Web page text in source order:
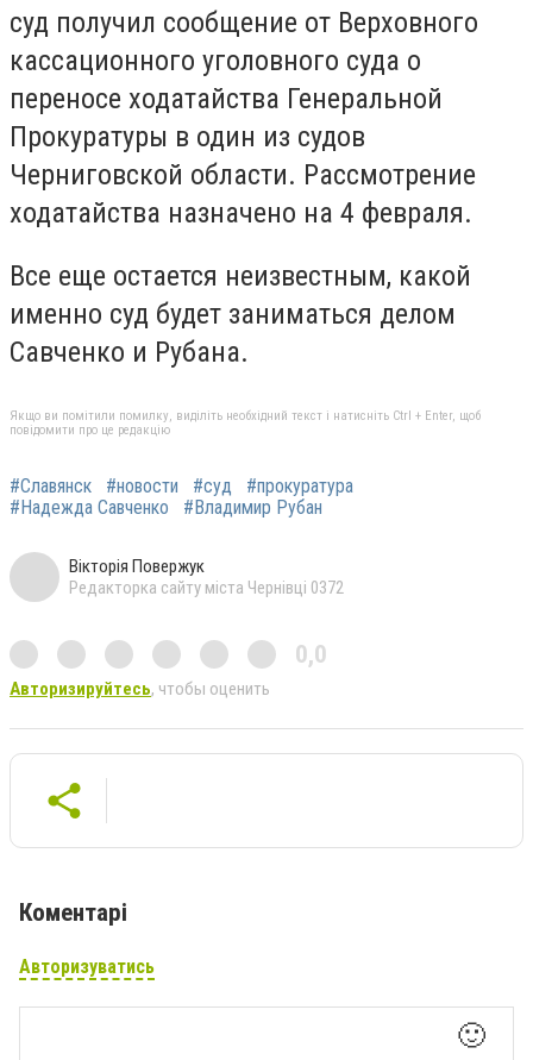
суд получил сообщение от Верховного
кассационного уголовного суда о
переносе ходатайства Генеральной
Прокуратуры в один из судов
Черниговской области. Рассмотрение
ходатайства назначено на 4 февраля.
Все еще остается неизвестным, какой
именно суд будет заниматься делом
Савченко и Рубана.
Якщо ви помітили помилку, виділіть необхідний текст і натисніть Ctrl + Enter, щоб
повідомити про це редакцію
#Славянск #новости #суд
#прокуратура
#Надежда Савченко
#Владимир Рубан
Вікторія Повержук
Редакторка сайту міста Чернівці 0372
0,0
Авторизируйтесь, чтобы оценить
Коментарі
Авторизуватись
🙂